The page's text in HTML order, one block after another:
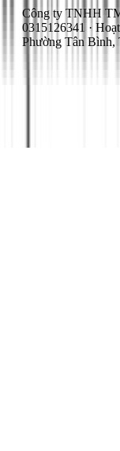
Công ty TNHH
0315126341 ·
Phường Tân Bình,